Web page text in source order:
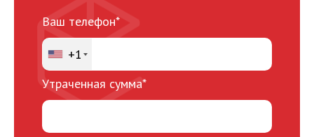
Ваш телефон*
+1
Утраченная сумма*